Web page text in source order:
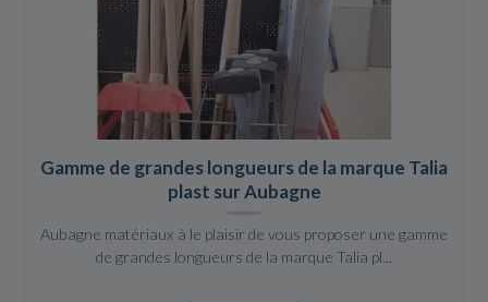
Gamme de grandes longueurs de la marque Talia
plast sur Aubagne
Aubagne matériaux à le plaisir de vous proposer une gamme
de grandes longueurs de la marque Talia pl...